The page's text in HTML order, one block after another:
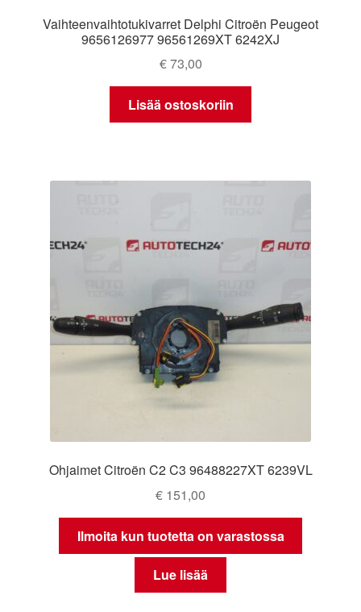
Vaihteenvaihtotukivarret Delphi Citroën Peugeot
9656126977 96561269XT 6242XJ
€73,00
Lisää ostoskoriin
Ohjaimet Citroën C2 C3 96488227XT 6239VL
€ 151,00
Ilmoita kun tuotetta on varastossa
Lue lisää